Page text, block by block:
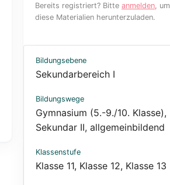
Bereits registriert? Bitte anmelden , um
diese Materialien herunterzuladen.
Bildungsebene
Sekundarbereich I
Bildungswege
Gymnasium (5.-9./10. Klasse),
Sekundar II, allgemeinbildend
Klassenstufe
Klasse 11, Klasse 12, Klasse 13